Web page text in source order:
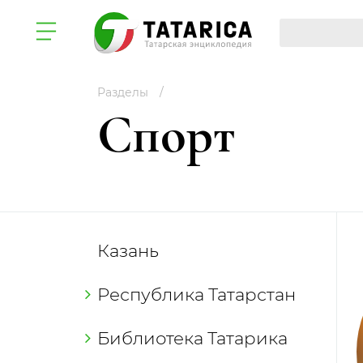
Разделы
Спорт
Казань
Республика Татарстан
Библиотека Татарика